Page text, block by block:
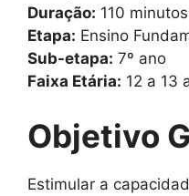
Duração: 110 minutos
Etapa: Ensino
Sub-etapa: 7º ano
Faixa Etária: 12 a 13
Objetivo
Estimular a